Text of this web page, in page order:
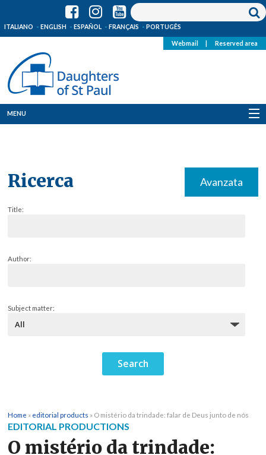
ITALIANO ENGLISH ESPAÑOL FRANÇAIS PORTUGÊS
Webmail Reserved area
MENU
Ricerca Avanzata
Title:
Author:
Subject matter:
Home » editorial products » O mistério da trindade: falar de Deus junto de nós
EDITORIAL PRODUCTIONS
O mistério da trindade: